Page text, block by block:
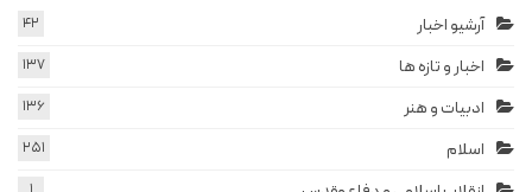
آرشیو اخبار 42
اخبار و تازه ها 137
ادبیات و هنر 136
اسلام 251